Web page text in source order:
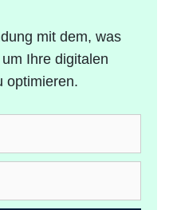
mit dem, was
Ihre digitalen
optimieren.